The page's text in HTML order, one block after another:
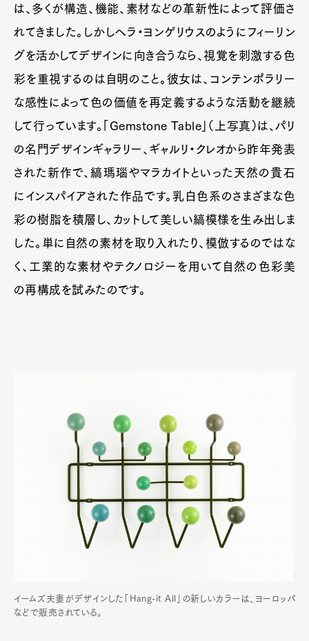
は、多くが構造、機能、素材などの革新性によって評価さ
れてきました。しかしヘラ・ヨンゲリウスのようにフィーリン
グを活かしてデザインに向き合うなら、視覚を刺激する色
彩を重視するのは自明のこと。彼女は、コンテンポラリー
な感性によって色の価値を再定義するような活動を継続
して行っています。「Gemstone Table」（上写真）は、パリ
の名門デザインギャラリー、ギャルリ・クレオから昨年発表
された新作で、縞瑪瑙やマラカイトといった天然の貴石
にインスパイアされた作品です。乳白色系のさまざまな色
彩の樹脂を積層し、カットして美しい縞模様を生み出しま
した。単に自然の素材を取り入れたり、模倣するのではな
く、工業的な素材やテクノロジーを用いて自然の色彩美
の再構成を試みたのです。
イームズ夫妻がデザインした「Hang-it All」の新しいカラーは、ヨーロッパ
などで販売されている。